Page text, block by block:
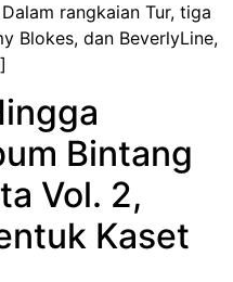
rangkaian Tur, tiga
Blokes, dan BeverlyLine,
Bintang
Vol. 2,
Kaset